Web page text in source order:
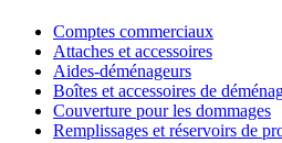
Comptes commerciaux
Attaches et accessoires
Aides-déménageurs
Boîtes et accessoires de
Couverture pour les dommages
Remplissages et réservoirs de